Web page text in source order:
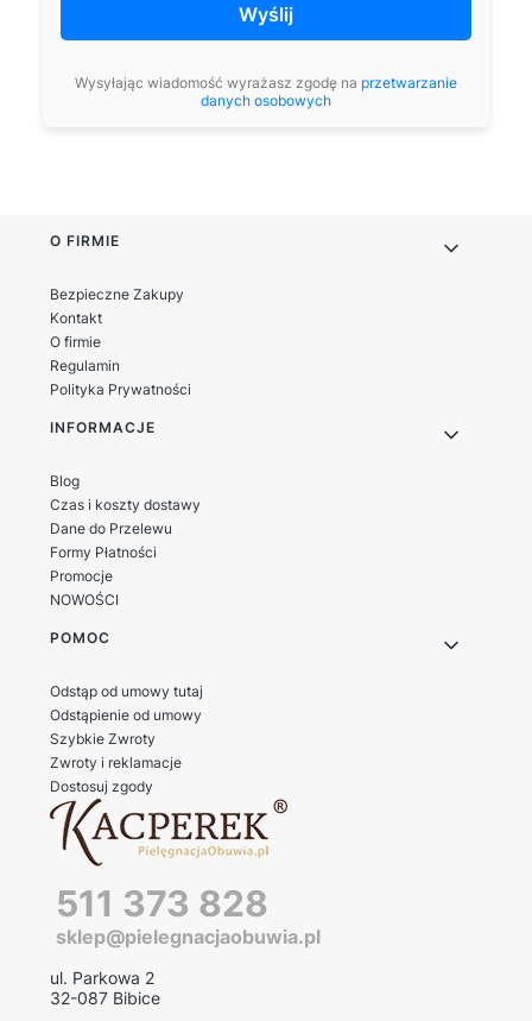
Wyślij
Wysyłając wiadomość wyrażasz zgodę na przetwarzanie
danych osobowych
Linki w stopce
O FIRMIE
Bezpieczne Zakupy
Kontakt
O firmie
Regulamin
Polityka Prywatności
INFORMACJE
Blog
Czas i koszty dostawy
Dane do Przelewu
Formy Płatności
Promocje
NOWOŚCI
POMOC
Odstąp od umowy tutaj
Odstąpienie od umowy
Szybkie Zwroty
Zwroty i reklamacje
Dostosuj zgody
511 373 828
sklep@pielegnacjaobuwia.pl
ul. Parkowa 2
32-087 Bibice